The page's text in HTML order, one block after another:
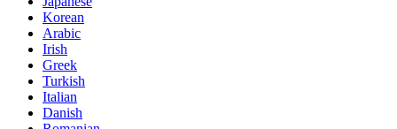
Korean
Arabic
Irish
Greek
Turkish
Italian
Danish